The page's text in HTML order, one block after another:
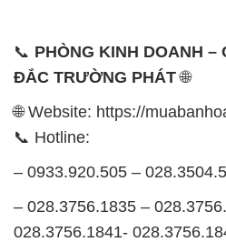
📞 PHÒNG KINH DOANH –
ĐẮC TRƯỜNG PHÁT🌐
🌐 Website: https://
📞 Hotline:
– 0933.920.505 –
– 028.3756.1835 –
028.3756.1841-